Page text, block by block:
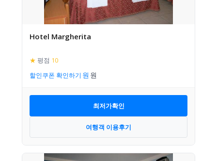
Hotel Margherita
★ 평점 10
할인쿠폰 확인하기
최저가확인
여행객 이용후기